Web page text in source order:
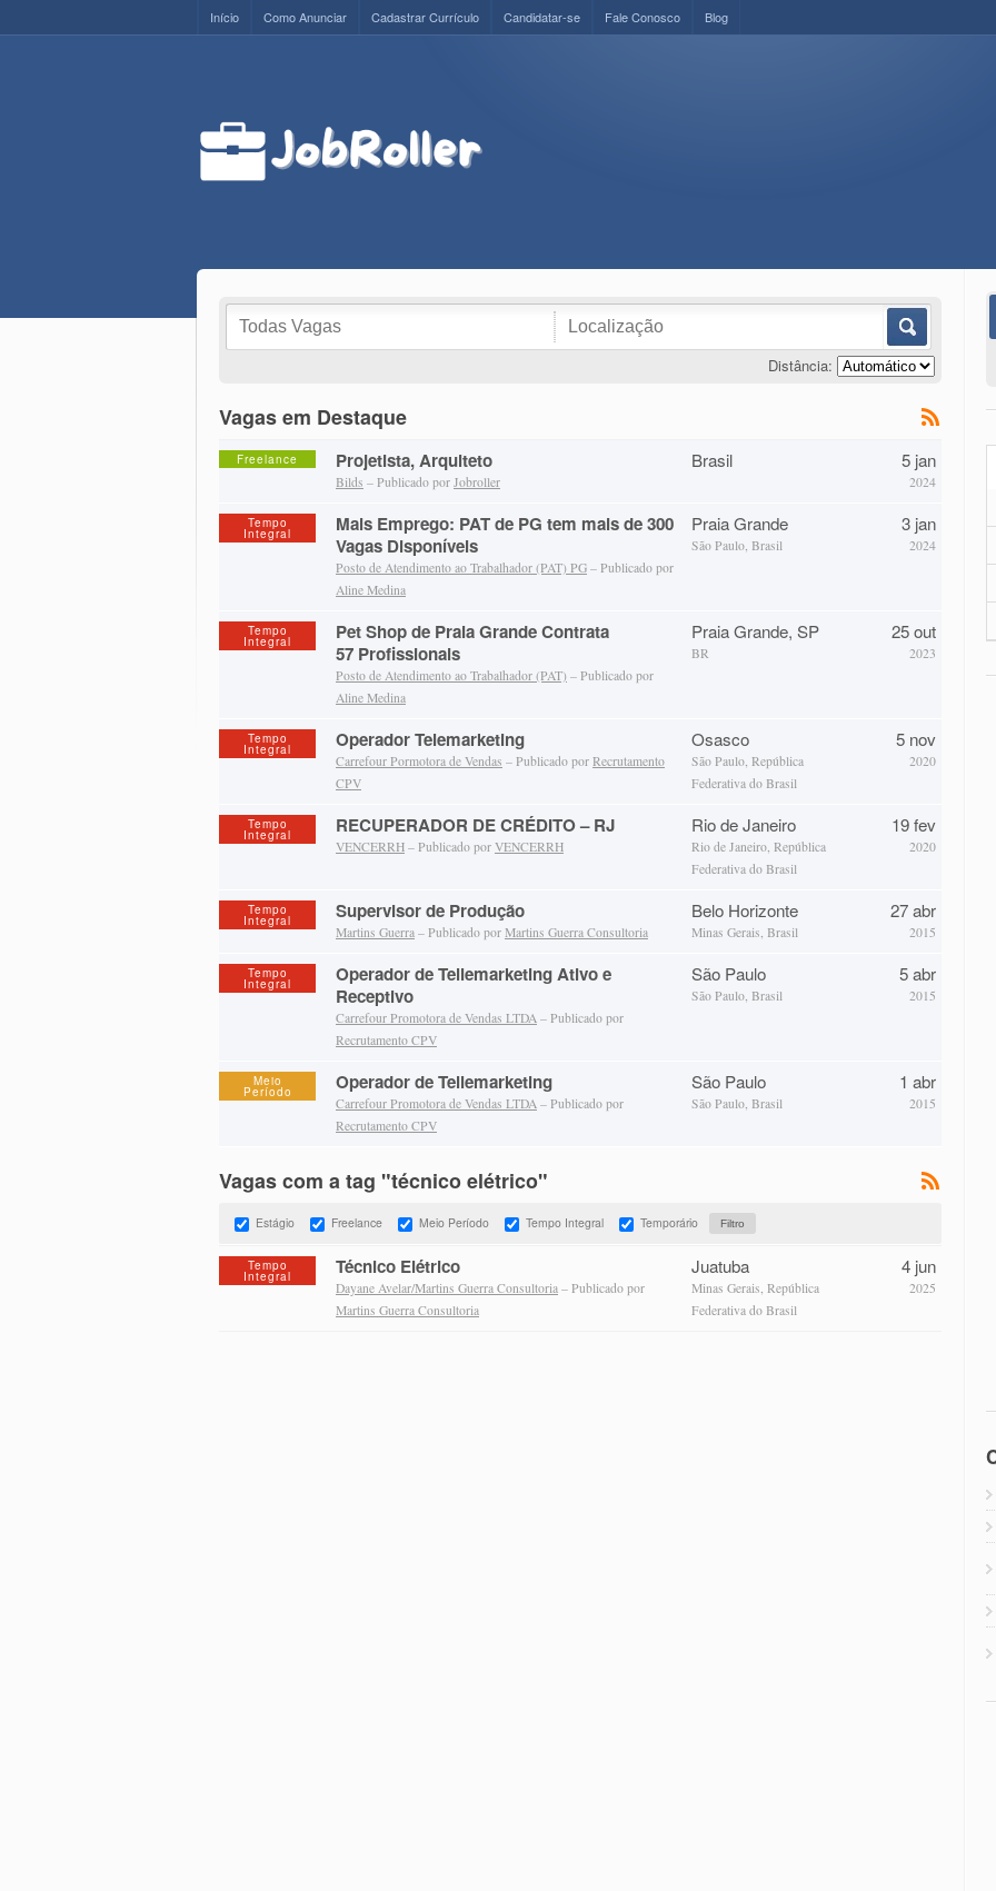
Início Como Anunciar Cadastrar Currículo Candidatar-se Fale Conosco Blog
Distância:
Vagas em Destaque
Freelance Projetista, Arquiteto
Bilds – Publicado por Jobroller
Brasil 5 jan
2024
Tempo
Integral
Mais Emprego: PAT de PG tem mais de 300
Vagas Disponíveis
Posto de Atendimento ao Trabalhador (PAT) PG – Publicado por
Aline Medina
Praia Grande
São Paulo, Brasil
3 jan
2024
Tempo
Integral
Pet Shop de Praia Grande Contrata
57 Profissionais
Posto de Atendimento ao Trabalhador (PAT) – Publicado por
Aline Medina
Praia Grande, SP
BR
25 out
2023
Tempo
Integral Operador Telemarketing
Carrefour Pormotora de Vendas – Publicado por Recrutamento
CPV
Osasco
São Paulo, República
Federativa do Brasil
5 nov
2020
Tempo
Integral RECUPERADOR DE CRÉDITO – RJ
VENCERRH – Publicado por VENCERRH
Rio de Janeiro
Rio de Janeiro, República
Federativa do Brasil
19 fev
2020
Tempo
Integral Supervisor de Produção
Martins Guerra – Publicado por Martins Guerra Consultoria
Belo Horizonte
Minas Gerais, Brasil
27 abr
2015
Tempo
Integral
Operador de Tellemarketing Ativo e
Receptivo
Carrefour Promotora de Vendas LTDA – Publicado por
Recrutamento CPV
São Paulo
São Paulo, Brasil
5 abr
2015
Meio
Período Operador de Tellemarketing
Carrefour Promotora de Vendas LTDA – Publicado por
Recrutamento CPV
São Paulo
São Paulo, Brasil
1 abr
2015
Vagas com a tag "técnico elétrico"
Estágio Freelance Meio Período Tempo Integral Temporário
Tempo
Integral Técnico Elétrico
Dayane Avelar/Martins Guerra Consultoria – Publicado por
Martins Guerra Consultoria
Juatuba
Minas Gerais, República
Federativa do Brasil
4 jun
2025